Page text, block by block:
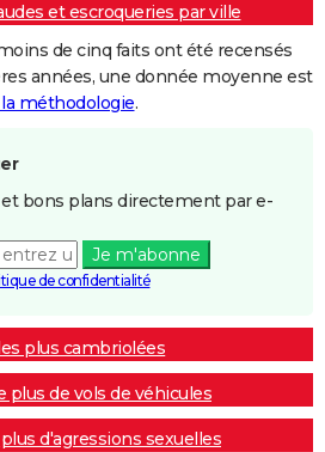
et escroqueries par ville
de cinq faits ont été recensés
années, une donnée moyenne est
la méthodologie.
et bons plans directement par e-
Je m'abonne
de confidentialité
plus cambriolées
plus de vols de véhicules
d'agressions sexuelles